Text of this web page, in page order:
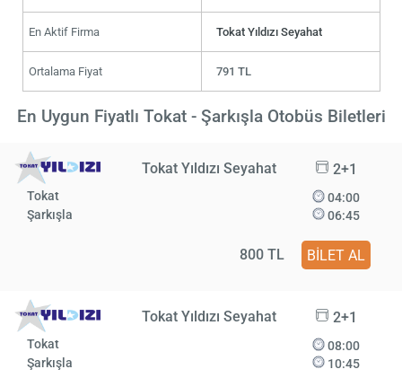
En Aktif Firma Tokat Yıldızı Seyahat
Ortalama Fiyat 791 TL
En Uygun Fiyatlı Tokat - Şarkışla Otobüs Biletleri
Tokat Yıldızı Seyahat 2+1
Tokat
Şarkışla
04:00
06:45
800 TL BİLET AL
Tokat Yıldızı Seyahat 2+1
Tokat
Şarkışla
08:00
10:45